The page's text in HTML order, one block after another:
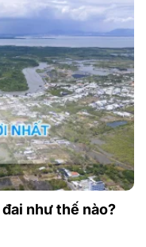
như thế nào?